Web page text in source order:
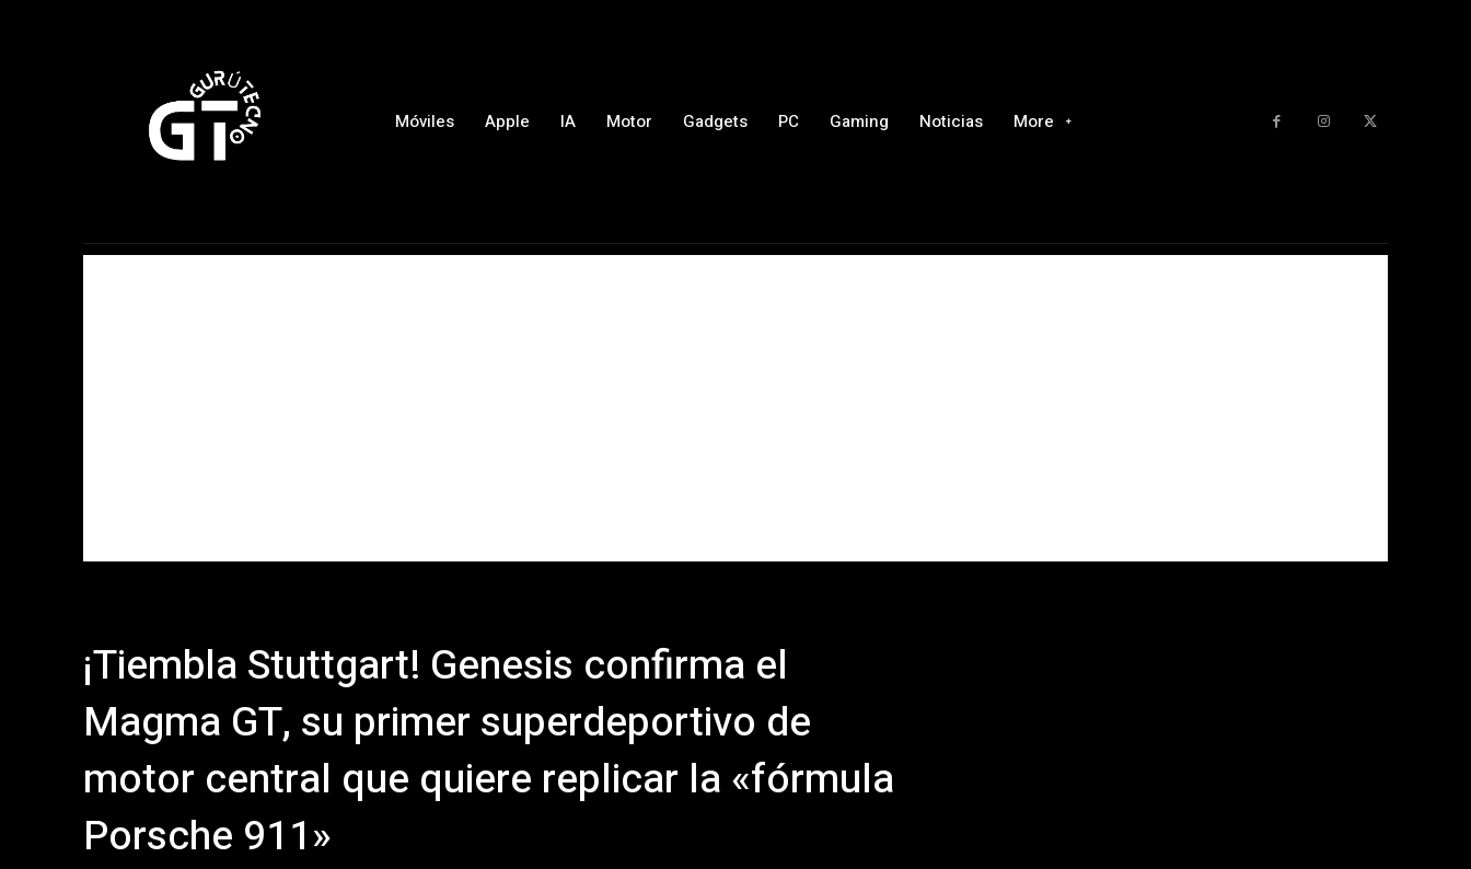
Móviles Apple IA Motor Gadgets PC Gaming Noticias More
¡Tiembla Stuttgart! Genesis confirma el
Magma GT, su primer superdeportivo de
motor central que quiere replicar la «fórmula
Porsche 911»